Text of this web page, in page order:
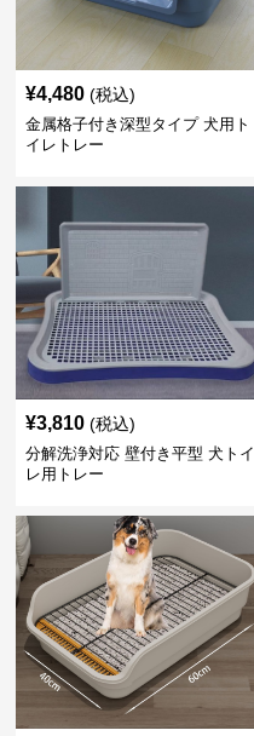
¥4,480 (税込)
金属格子付き深型タイプ 犬用ト
イレトレー
¥3,810 (税込)
分解洗浄対応 壁付き平型 犬トイ
レ用トレー